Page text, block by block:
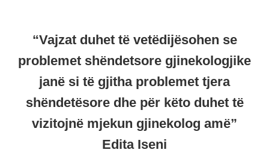
“Vajzat duhet të vetëdijësohen se
problemet shëndetsore gjinekologjike
janë si të gjitha problemet tjera
shëndetësore dhe për këto duhet të
vizitojnë mjekun gjinekolog amë”
Edita Iseni